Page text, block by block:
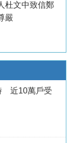
杜文中致信鄭
嚴
近10萬戶受